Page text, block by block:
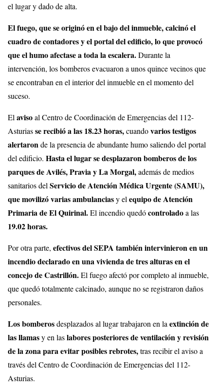
el lugar y dado de alta.
El fuego, que se originó en el bajo del inmueble, calcinó el
cuadro de contadores y el portal del edificio, lo que provocó
que el humo afectase a toda la escalera.Durante la
intervención, los bomberos evacuaron a unos quince vecinos que
se encontraban en el interior del inmueble en el momento del
suceso.
El avisoal Centro de Coordinación de Emergencias del 112-
Asturiasse recibió a las 18.23 horas,cuandovarios testigos
alertaronde la presencia de abundante humo saliendo del portal
del edificio. Hasta el lugar se desplazaron bomberos de los
parques de Avilés, Pravia y La Morgal,además de medios
sanitarios del Servicio de Atención Médica Urgente (SAMU),
que movilizó varias ambulanciasy el equipo de Atención
Primaria de El Quirinal.El incendio quedócontroladoa las
19.02 horas.
Por otra parte, efectivos del SEPA también intervinieron en un
incendio declarado en una vivienda de tres alturas en el
concejo de Castrillón.El fuego afectó por completo al inmueble,
que quedó totalmente calcinado, aunque no se registraron daños
personales.
Los bomberosdesplazados al lugar trabajaron en la extinción de
las llamasy en laslabores posteriores de ventilación y revisión
de la zona para evitar posibles rebrotes,tras recibir el aviso a
través del Centro de Coordinación de Emergencias del 112-
Asturias.